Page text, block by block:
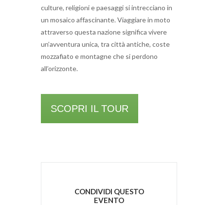
culture, religioni e paesaggi si intrecciano in
un mosaico affascinante. Viaggiare in moto
attraverso questa nazione significa vivere
un’avventura unica, tra città antiche, coste
mozzafiato e montagne che si perdono
all’orizzonte.
SCOPRI IL TOUR
CONDIVIDI QUESTO
EVENTO